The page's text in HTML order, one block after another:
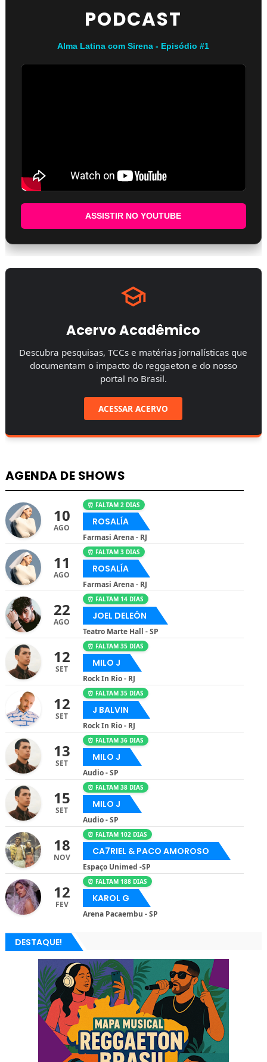
PODCAST
Alma Latina com Sirena - Episódio #1
ASSISTIR NO YOUTUBE
Acervo Acadêmico
Descubra pesquisas, TCCs e matérias jornalísticas que
documentam o impacto do reggaeton e do nosso
portal no Brasil.
ACESSAR ACERVO
AGENDA DE SHOWS
10
AGO
⏰ FALTAM 2 DIAS
ROSALÍA
Farmasi Arena - RJ
11
AGO
⏰ FALTAM 3 DIAS
ROSALÍA
Farmasi Arena - RJ
22
AGO
⏰ FALTAM 14 DIAS
JOEL DELEÓN
Teatro Marte Hall - SP
12
SET
⏰ FALTAM 35 DIAS
MILO J
Rock In Rio - RJ
12
SET
⏰ FALTAM 35 DIAS
J BALVIN
Rock In Rio - RJ
13
SET
⏰ FALTAM 36 DIAS
MILO J
Audio - SP
15
SET
⏰ FALTAM 38 DIAS
MILO J
Audio - SP
18
NOV
⏰ FALTAM 102 DIAS
CA7RIEL & PACO AMOROSO
Espaço Unimed -SP
12
FEV
⏰ FALTAM 188 DIAS
KAROL G
Arena Pacaembu - SP
DESTAQUE!